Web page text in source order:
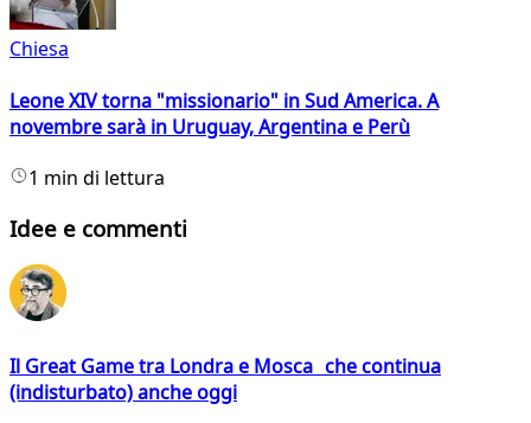
Chiesa
Leone XIV torna "missionario" in Sud America. A
novembre sarà in Uruguay, Argentina e Perù
1 min di lettura
Idee e commenti
Il Great Game tra Londra e Mosca che continua
(indisturbato) anche oggi